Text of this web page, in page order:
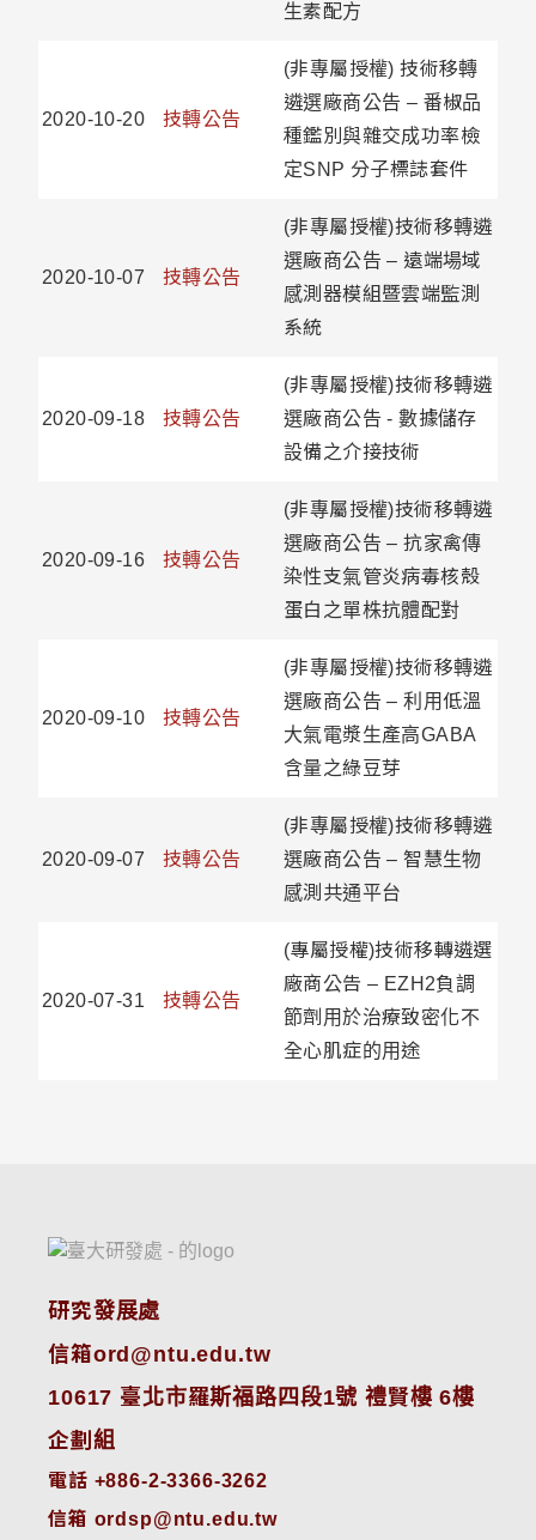
生素配方
2020-10-20 技轉公告
(非專屬授權) 技術移轉
遴選廠商公告 – 番椒品
種鑑別與雜交成功率檢
定SNP 分子標誌套件
2020-10-07 技轉公告
(非專屬授權)技術移轉遴
選廠商公告 – 遠端場域
感測器模組暨雲端監測
系統
2020-09-18 技轉公告
(非專屬授權)技術移轉遴
選廠商公告 - 數據儲存
設備之介接技術
2020-09-16 技轉公告
(非專屬授權)技術移轉遴
選廠商公告 – 抗家禽傳
染性支氣管炎病毒核殼
蛋白之單株抗體配對
2020-09-10 技轉公告
(非專屬授權)技術移轉遴
選廠商公告 – 利用低溫
大氣電漿生產高GABA
含量之綠豆芽
2020-09-07 技轉公告
(非專屬授權)技術移轉遴
選廠商公告 – 智慧生物
感測共通平台
2020-07-31 技轉公告
(專屬授權)技術移轉遴選
廠商公告 – EZH2負調
節劑用於治療致密化不
全心肌症的用途
研究發展處
信箱ord@ntu.edu.tw
10617 臺北市羅斯福路四段1號 禮賢樓 6樓
企劃組
電話 +886-2-3366-3262
信箱 ordsp@ntu.edu.tw